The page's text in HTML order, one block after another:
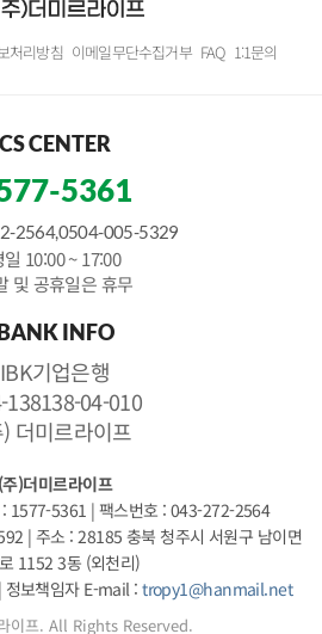
처리방침 이메일무단수집거부 FAQ 1:1문의
CS CENTER
5361
2564,0504-005-5329
일 10:00 ~ 17:00
및 공휴일은 휴무
INFO
IBK기업은행
138138-04-010
더미르라이프
(주)더미르라이프
1577-5361 | 팩스번호 : 043-272-2564
| 주소 : 28185 충북 청주시 서원구 남이면
1152 3동 (외천리)
| 정보책임자 E-mail :tropy1@hanmail.net
이프. All Rights Reserved.